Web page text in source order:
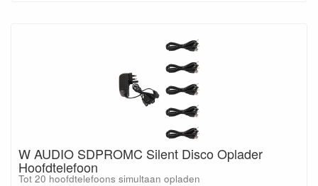
W AUDIO SDPROMC Silent Disco Oplader
Hoofdtelefoon
Tot 20 hoofdtelefoons simultaan opladen